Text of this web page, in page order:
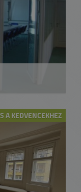
A KEDVENCEKHEZ